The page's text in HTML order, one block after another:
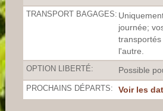
TRANSPORT BAGAGES:
journée;
l'autre.
OPTION LIBERTÉ: Possible
PROCHAINS DÉPARTS: Voir les